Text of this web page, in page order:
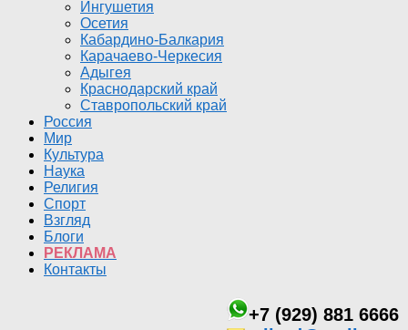
Ингушетия
Осетия
Кабардино-Балкария
Карачаево-Черкесия
Адыгея
Краснодарский край
Ставропольский край
Россия
Мир
Культура
Наука
Религия
Спорт
Взгляд
Блоги
РЕКЛАМА
Контакты
+7 (929) 881 6666